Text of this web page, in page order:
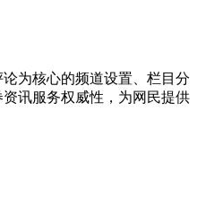
为核心的频道设置、栏目分
讯服务权威性，为网民提供